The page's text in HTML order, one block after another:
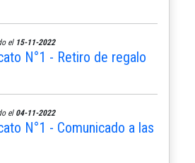
el 15-11-2022
N°1 - Retiro de regalo
el 04-11-2022
N°1 - Comunicado a las